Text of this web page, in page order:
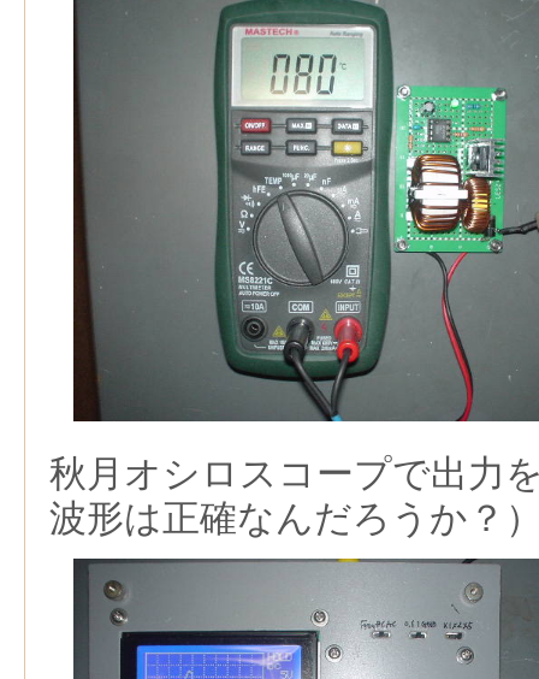
秋月オシロスコープで出力
波形は正確なんだろうか？